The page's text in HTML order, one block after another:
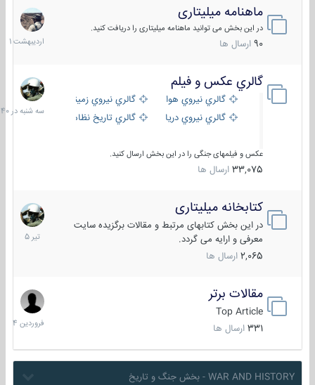
ماهنامه میلیتاری
در این بخش می توانید ماهنامه میلیتاری را دریافت کنید.
90 ارسال ها
30
1401
گالري عكس و فيلم
گالري نيروي هوايي
گالري نيروي زميني
گالري نيروي دريايي
گالري تاریخ نظامی
عکس و فیلمهای جنگی را در این بخش ارسال کنید.
33,075 ارسال ها
سه
شنبه
در
کتابخانه میلیتاری
در این بخش کتابهای مرتبط و مقالات برگزیده سایت
معرفی و ارایه می گردد.
2,065 ارسال ها
16
تیر
1405
مقالات برتر
Top Article
331 ارسال ها
29
فروردین
1404
WAR AND HISTORY - بخش جنگ و تاریخ